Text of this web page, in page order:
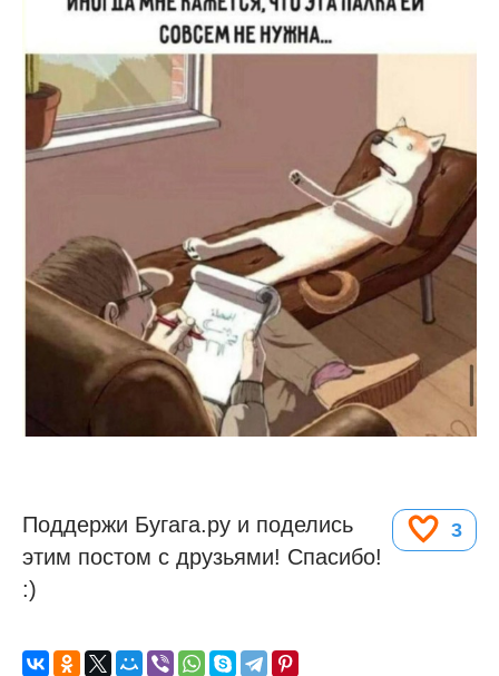
3
Поддержи Бугага.ру и поделись
этим постом с друзьями! Спасибо!
:)